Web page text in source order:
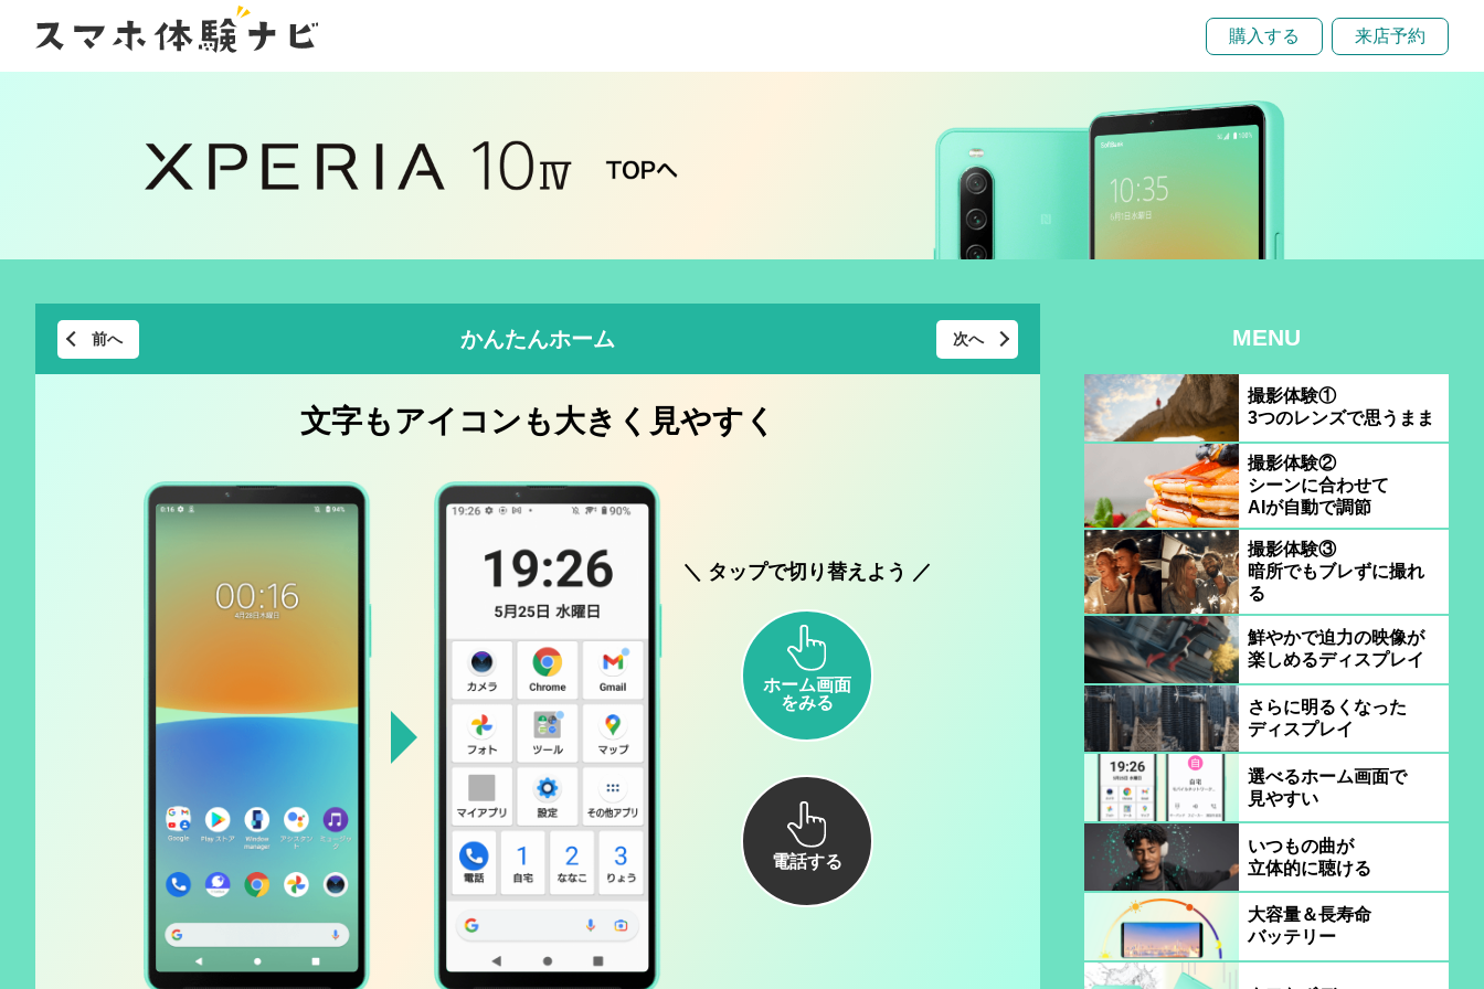
購入する 来店予約
かんたんホーム
前へ 次へ
文字もアイコンも大きく見やすく
＼ タップで切り替えよう ／
ホーム画面
をみる
電話する
MENU
撮影体験①
3つのレンズで思うまま
撮影体験②
シーンに合わせて
AIが自動で調節
撮影体験③
暗所でもブレずに撮れ
る
鮮やかで迫力の映像が
楽しめるディスプレイ
さらに明るくなった
ディスプレイ
選べるホーム画面で
見やすい
いつもの曲が
立体的に聴ける
大容量＆長寿命
バッテリー